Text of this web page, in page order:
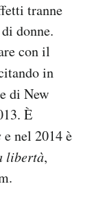
tranne
donne.
con il
in
di New
È
e nel 2014 è
libertà,